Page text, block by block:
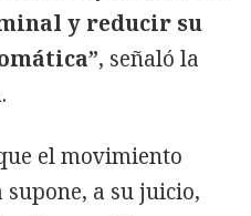
y reducir su
, señaló la
el movimiento
a su juicio,